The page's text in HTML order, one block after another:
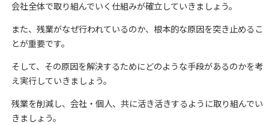
会社全体で取り組んでいく仕組みが確立していきましょう。
また、残業がなぜ行われているのか、根本的な原因を突き止めるこ
とが重要です。
そして、その原因を解決するためにどのような手段があるのかを考
え実行していきましょう。
残業を削減し、会社・個人、共に活き活きするように取り組んでい
きましょう。